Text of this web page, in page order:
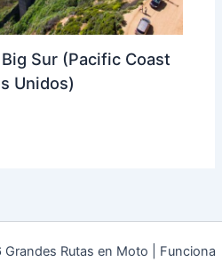
Sur (Pacific Coast
Unidos)
Rutas en Moto | Funciona